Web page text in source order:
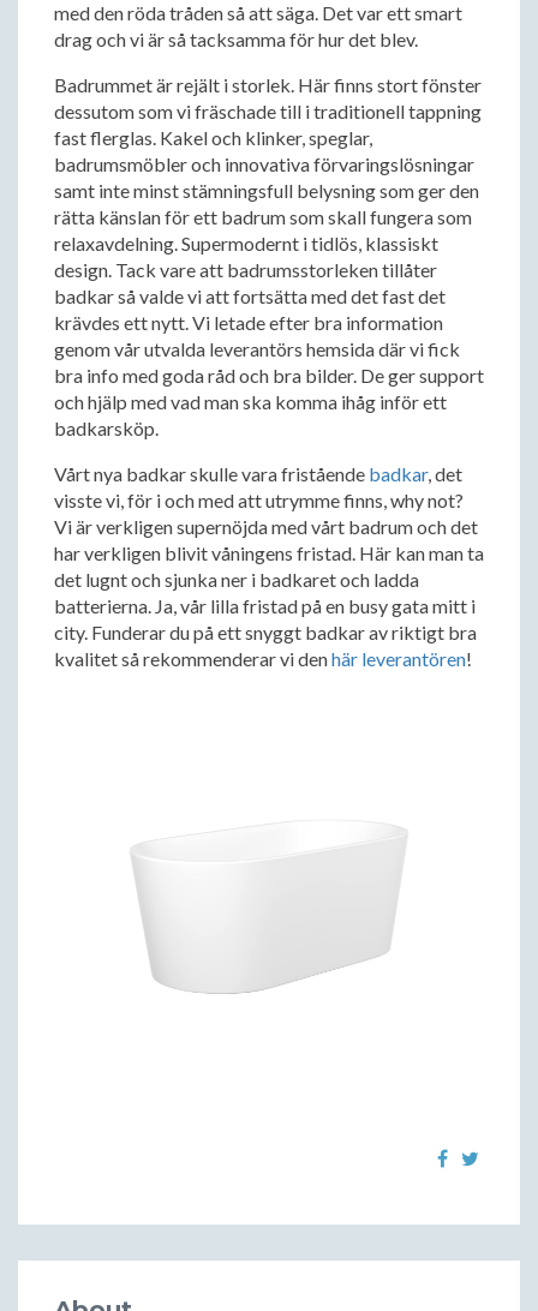
med den röda tråden så att säga. Det var ett smart
drag och vi är så tacksamma för hur det blev.
Badrummet är rejält i storlek. Här finns stort fönster
dessutom som vi fräschade till i traditionell tappning
fast flerglas. Kakel och klinker, speglar,
badrumsmöbler och innovativa förvaringslösningar
samt inte minst stämningsfull belysning som ger den
rätta känslan för ett badrum som skall fungera som
relaxavdelning. Supermodernt i tidlös, klassiskt
design. Tack vare att badrumsstorleken tillåter
badkar så valde vi att fortsätta med det fast det
krävdes ett nytt. Vi letade efter bra information
genom vår utvalda leverantörs hemsida där vi fick
bra info med goda råd och bra bilder. De ger support
och hjälp med vad man ska komma ihåg inför ett
badkarsköp.
Vårt nya badkar skulle vara fristående badkar, det
visste vi, för i och med att utrymme finns, why not?
Vi är verkligen supernöjda med vårt badrum och det
har verkligen blivit våningens fristad. Här kan man ta
det lugnt och sjunka ner i badkaret och ladda
batterierna. Ja, vår lilla fristad på en busy gata mitt i
city. Funderar du på ett snyggt badkar av riktigt bra
kvalitet så rekommenderar vi denhär leverantören!